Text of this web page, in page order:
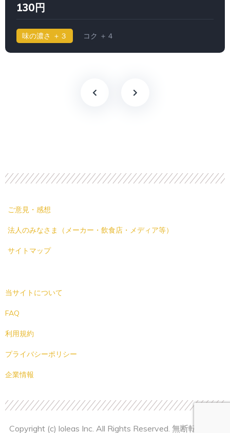
130円
味の濃さ ＋３ コク ＋４
ご意見・感想
法人のみなさま（メーカー・飲食店・メディア等）
サイトマップ
当サイトについて
FAQ
利用規約
プライバシーポリシー
企業情報
Copyright (c) loleas Inc. All Rights Reserved. 無断転載禁止